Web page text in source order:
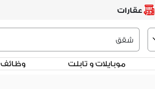
عقارات
موبايلات و تابلت وظائف